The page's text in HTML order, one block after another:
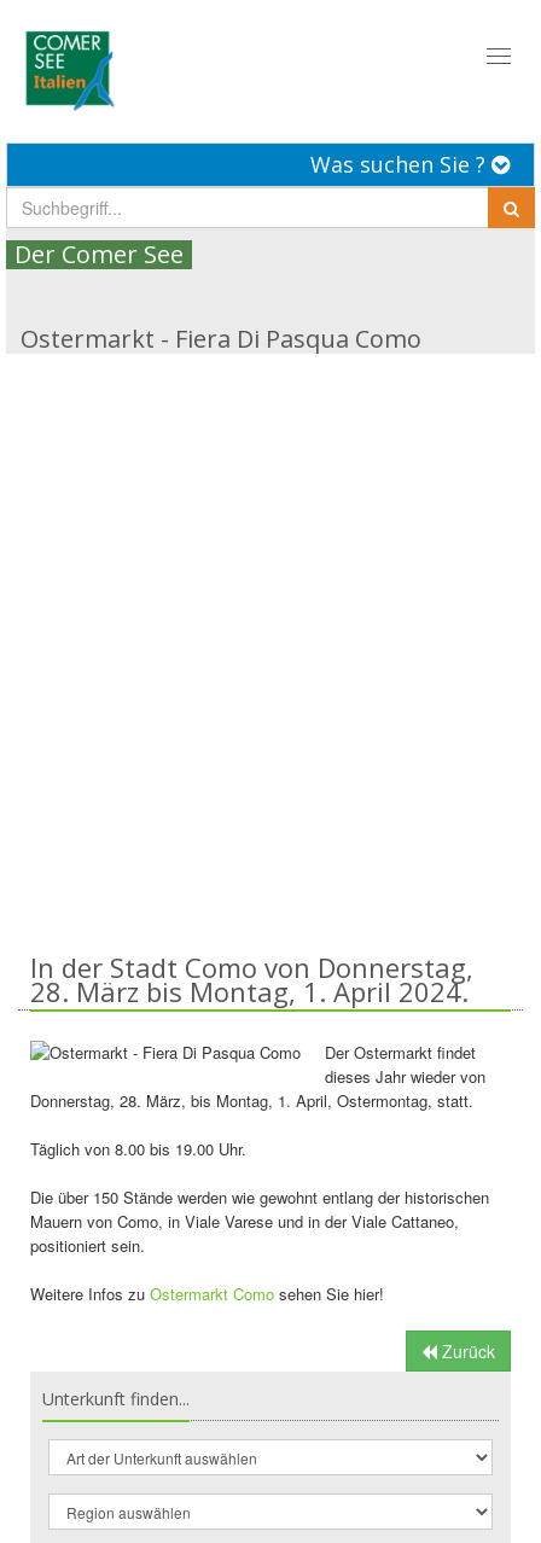
Was suchen Sie ?
Der Comer See
Ostermarkt - Fiera Di Pasqua Como
In der Stadt Como von Donnerstag,
28. März bis Montag, 1. April 2024.
Der Ostermarkt findet
dieses Jahr wieder von
Donnerstag, 28. März, bis Montag, 1. April, Ostermontag, statt.
Täglich von 8.00 bis 19.00 Uhr.
Die über 150 Stände werden wie gewohnt entlang der historischen
Mauern von Como, in Viale Varese und in der Viale Cattaneo,
positioniert sein.
Weitere Infos zu Ostermarkt Como sehen Sie hier!
Zurück
Unterkunft finden...